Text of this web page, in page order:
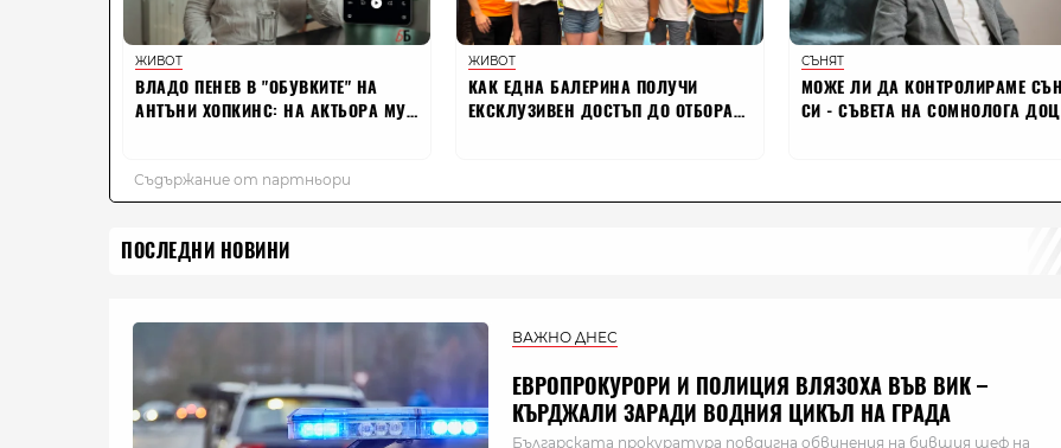
ПОСЛЕДНИ НОВИНИ
ВАЖНО ДНЕС
ЕВРОПРОКУРОРИ И ПОЛИЦИЯ ВЛЯЗОХА ВЪВ ВИК –
КЪРДЖАЛИ ЗАРАДИ ВОДНИЯ ЦИКЪЛ НА ГРАДА
Българската прокуратура повдигна обвинения на бившия шеф на